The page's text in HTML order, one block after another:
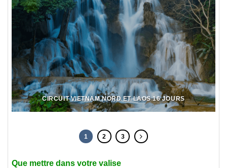
CIRCUIT VIETNAM NORD ET LAOS 16 JOURS
1 2 3
Que mettre dans votre valise